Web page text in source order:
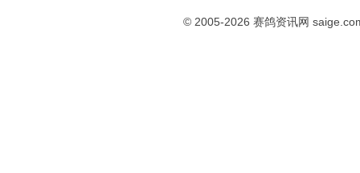
© 2005-2026 赛鸽资讯网